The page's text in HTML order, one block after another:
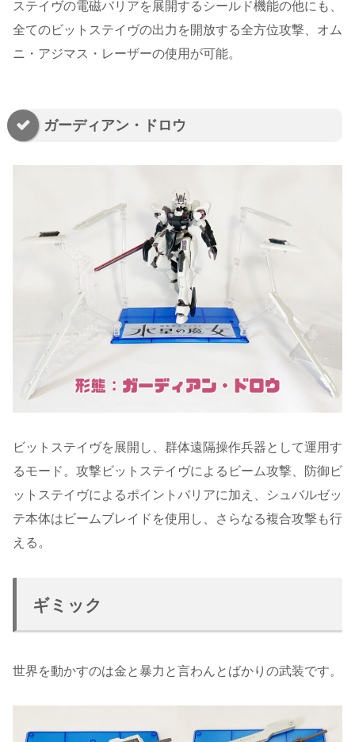
ステイヴの電磁バリアを展開するシールド機能の他にも、
全てのビットステイヴの出力を開放する全方位攻撃、オム
ニ・アジマス・レーザーの使用が可能。
ガーディアン・ドロウ
ビットステイヴを展開し、群体遠隔操作兵器として運用す
るモード。攻撃ビットステイヴによるビーム攻撃、防御ビ
ットステイヴによるポイントバリアに加え、シュバルゼッ
テ本体はビームブレイドを使用し、さらなる複合攻撃も行
える。
ギミック
世界を動かすのは金と暴力と言わんとばかりの武装です。